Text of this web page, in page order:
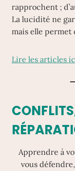
rapprochent ;
La lucidité ne
mais elle permet
Lire les articles
Apprendre à
vous